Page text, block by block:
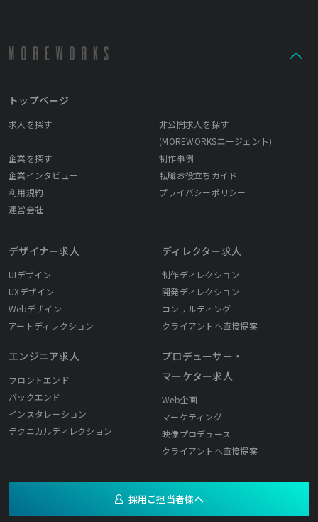
トップページ
求人を探す
非公開求人を探す
(MOREWORKSエージェント)
企業を探す
制作事例
企業インタビュー
転職お役立ちガイド
利用規約
プライバシーポリシー
運営会社
デザイナー求人
UIデザイン
UXデザイン
Webデザイン
アートディレクション
エンジニア求人
フロントエンド
バックエンド
インスタレーション
テクニカルディレクション
ディレクター求人
制作ディレクション
開発ディレクション
コンサルティング
クライアントへ直接提案
プロデューサー・
マーケター求人
Web企画
マーケティング
映像プロデュース
クライアントへ直接提案
採用ご担当者様へ